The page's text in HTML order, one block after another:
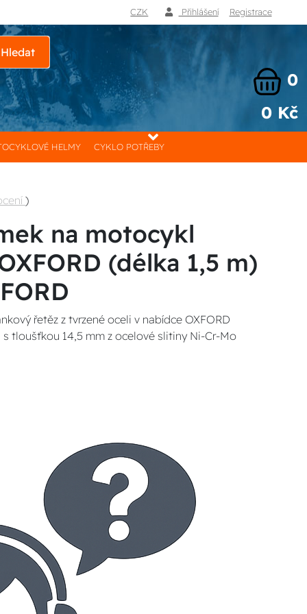
CZK Přihlášení Registrace
Hledat
0
0 Kč
HELMY CYKLO POTŘEBY
)
na motocykl
(délka 1,5 m)
řetěz z tvrzené oceli v nabídce OXFORD
s tloušťkou 14,5 mm z ocelové slitiny Ni-Cr-Mo